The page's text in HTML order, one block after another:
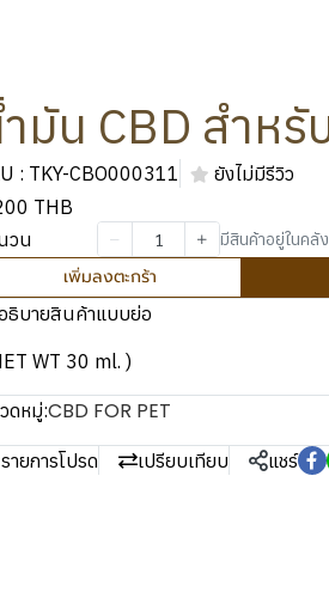
มัน CBD สำหรั
: TKY-CBO000311 ยังไม่มีรีวิว
THB
วน
มีสินค้าอยู่ในคลั
เพิ่มลงตะกร้า
ธิบายสินค้าแบบย่อ
WT 30 ml. )
ดหมู่:CBD FOR PET
รายการโปรด เปรียบเทียบ แชร์